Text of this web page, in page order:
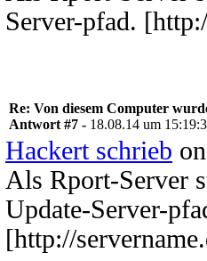
Server-pfad.
Re: Von diesem Computer
Antwort #7 - 18.08.14 um
Hackert schrieb
Als Rport-Server
Update-Server-
[http://